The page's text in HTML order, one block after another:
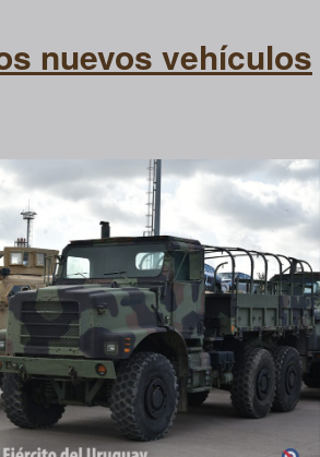
nuevos vehículos